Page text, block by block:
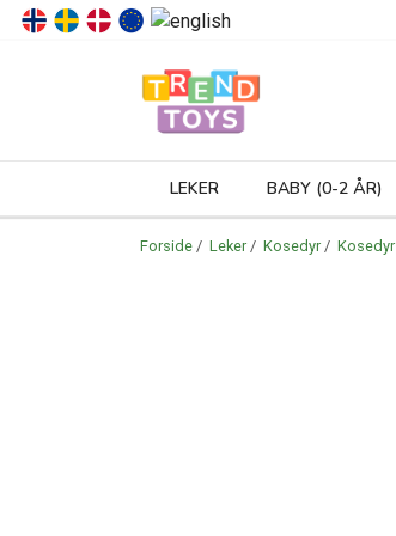
LEKER BABY (0-2 ÅR)
Forside / Leker / Kosedyr / Kosedyr